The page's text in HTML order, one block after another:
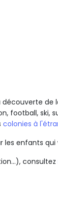
de
football, ski,
colonies à
les enfants
consultez